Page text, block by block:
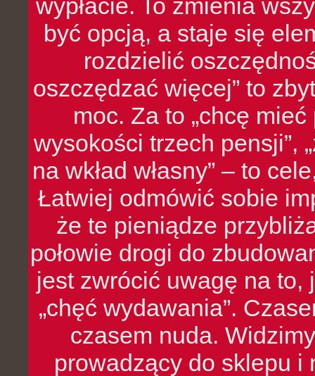
wypłacie. To zmienia
być opcją, a staje się
rozdzielić
oszczędzać więcej” to
moc. Za to „chcę
wysokości trzech pensji”,
na wkład własny” – to
Łatwiej odmówić sobie
że te pieniądze
połowie drogi do
jest zwrócić uwagę na to,
„chęć wydawania”.
czasem nuda.
prowadzący do sklepu i